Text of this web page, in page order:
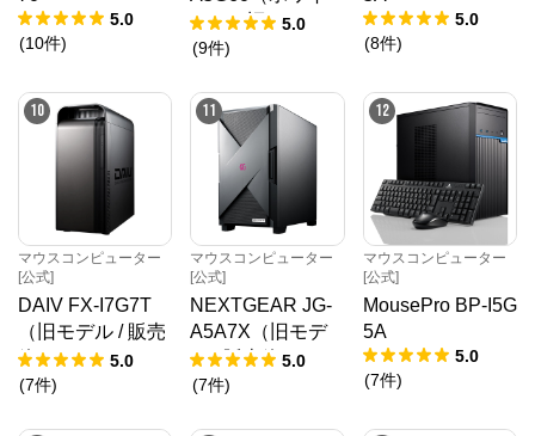
5.0
(10件)
ト）（旧モデル /
販売終了）
5.0
(9件)
5.0
(8件)
10
マウスコンピューター
[公式]
DAIV FX-I7G7T
（旧モデル / 販売
終了）
5.0
(7件)
11
マウスコンピューター
[公式]
NEXTGEAR JG-
A5A7X（旧モデ
ル / 販売終了）
5.0
(7件)
12
マウスコンピューター
[公式]
MousePro BP-I5G
5A
5.0
(7件)